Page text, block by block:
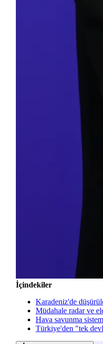
İçindekiler
Karadeniz'de
Müdahale radar ve
Hava savunma
Türkiye'den "tek